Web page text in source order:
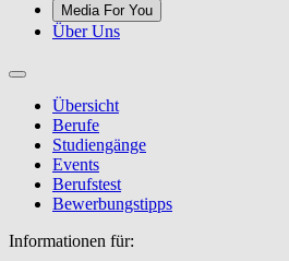
Media For You
Über Uns
Übersicht
Berufe
Studiengänge
Events
Berufstest
Bewerbungstipps
Informationen für: